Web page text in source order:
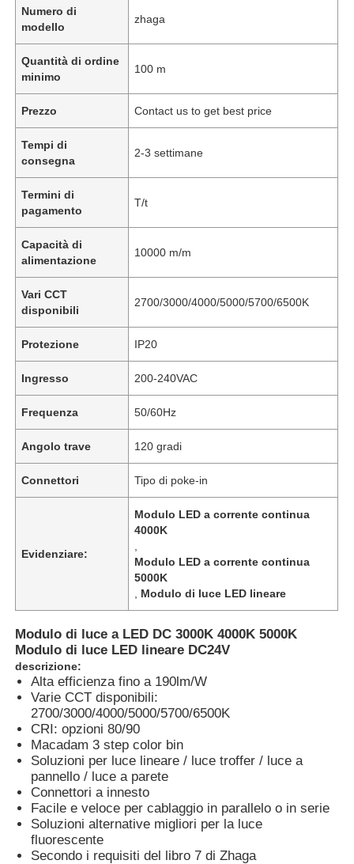
Numero di
modello
zhaga
Quantità di ordine
minimo
100 m
Prezzo Contact us to get best price
Tempi di
consegna
2-3 settimane
Termini di
pagamento
T/t
Capacità di
alimentazione
10000 m/m
Vari CCT
disponibili
2700/3000/4000/5000/5700/6500K
Protezione IP20
Ingresso 200-240VAC
Frequenza 50/60Hz
Angolo trave 120 gradi
Connettori Tipo di poke-in
Evidenziare:
Modulo LED a corrente continua
4000K
Modulo LED a corrente continua
5000K
Modulo di luce LED lineare
Modulo di luce a LED DC 3000K 4000K 5000K
Modulo di luce LED lineare DC24V
descrizione:
Alta efficienza fino a 190lm/W
Varie CCT disponibili:
2700/3000/4000/5000/5700/6500K
CRI: opzioni 80/90
Macadam 3 step color bin
Soluzioni per luce lineare / luce troffer / luce a
pannello / luce a parete
Connettori a innesto
Facile e veloce per cablaggio in parallelo o in serie
Soluzioni alternative migliori per la luce
fluorescente
Secondo i requisiti del libro 7 di Zhaga